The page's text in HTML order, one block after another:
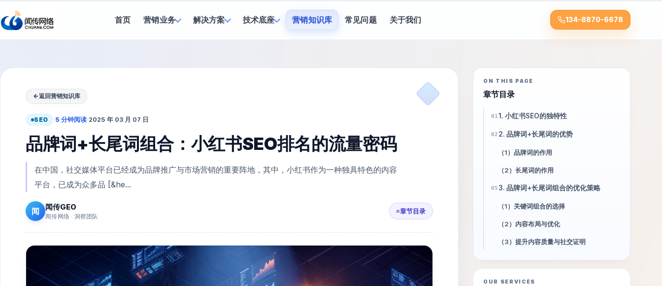
首页 营销业务 解决方案 技术底座 营销知识库 常见问题 关于我们 134-8870-6678
←返回营销知识库
SEO ·5 分钟阅读·2025 年 03 月 07 日
品牌词+长尾词组合：小红书SEO排名的流量密码
在中国，社交媒体平台已经成为品牌推广与市场营销的重要阵地，其中，小红书作为一种独具特色的内容
平台，已成为众多品 [&he...
闻 闻传GEO
闻传网络 · 洞察团队
≡章节目录
ON THIS PAGE
章节目录
011. 小红书SEO的独特性
02 2. 品牌词+长尾词的优势
（1）品牌词的作用
（2）长尾词的作用
05 3. 品牌词+长尾词组合的优化策略
（1）关键词组合的选择
（2）内容布局与优化
（3）提升内容质量与社交证明
OUR SERVICES